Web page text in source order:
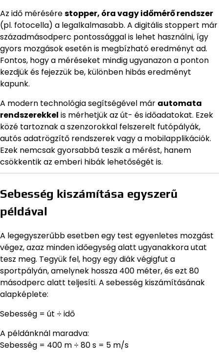
Az idő mérésérestopper, óra vagy időmérő rendszer
(pl. fotocella) a legalkalmasabb. A digitális stoppert már
századmásodperc pontossággal is lehet használni, így
gyors mozgások esetén is megbízható eredményt ad.
Fontos, hogy a méréseket mindig ugyanazon a ponton
kezdjük és fejezzük be, különben hibás eredményt
kapunk.
A modern technológia segítségével már automata
rendszerekkel is mérhetjük az út- és időadatokat. Ezek
közé tartoznak a szenzorokkal felszerelt futópályák,
autós adatrögzítő rendszerek vagy a mobilapplikációk.
Ezek nemcsak gyorsabbá teszik a mérést, hanem
csökkentik az emberi hibák lehetőségét is.
Sebesség kiszámítása egyszerű
példával
A legegyszerűbb esetben egy test egyenletes mozgást
végez, azaz minden időegység alatt ugyanakkora utat
tesz meg. Tegyük fel, hogy egy diák végigfut a
sportpályán, amelynek hossza 400 méter, és ezt 80
másodperc alatt teljesíti. A sebesség kiszámításának
alapképlete:
Sebesség = út ÷ idő
A példánknál maradva:
Sebesség = 400 m ÷ 80 s = 5 m/s